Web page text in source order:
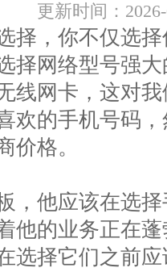
更新时间：
择，你不仅选
择网络型号强
线网卡，这对
欢的手机号码
价格。
，他应该在选
他的业务正在
选择它们之前